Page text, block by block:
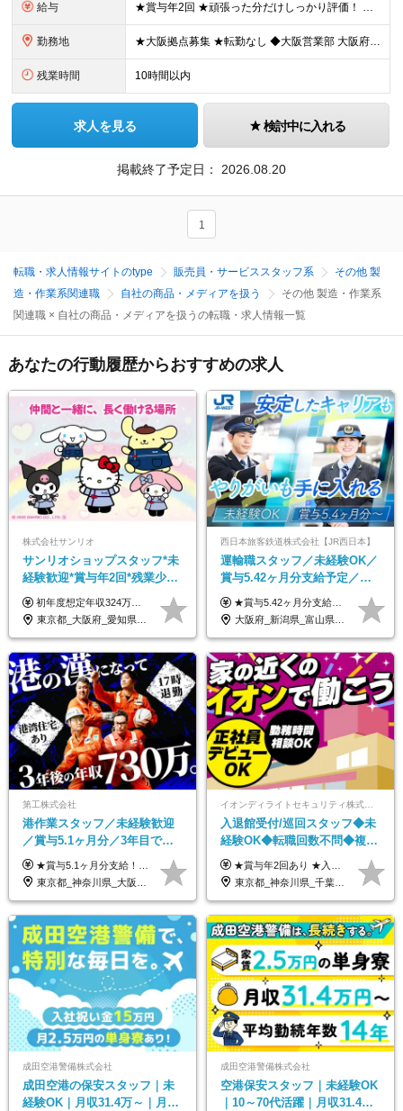
給与 ★賞与年2回 ★頑張った分だけしっかり評価！ 月給20万円～50万円 ※経験・能力を考慮し優遇します ※試用期間（3ヶ月）中の給与・待遇に変動はありません ※残業代は全額支給します
勤務地 ★大阪拠点募集 ★転勤なし ◆大阪営業部 大阪府泉佐野市住吉町28-16 ※マイカー通勤OK （変更の範囲）上記を除く当社関連勤務地
残業時間 10時間以内
求人を見る 検討中に入れる
掲載終了予定日： 2026.08.20
1
転職・求人情報サイトのtype 販売員・サービススタッフ系
その他 製
造・作業系関連職
自社の商品・メディアを扱う
その他 製造・作業系
関連職 × 自社の商品・メディアを扱うの転職・求人情報一覧
あなたの行動履歴からおすすめの求人
株式会社サンリオ
サンリオショップスタッフ*未
経験歓迎*賞与年2回*残業少な
め*産育休取得実績豊富*可愛
い制服*社割有
初年度想定年収324万円～690万円！ ◆全国一律 月給230,000円～＋賞与＋通勤手当＋役職手当＋時間外手当 《手当充実！》 ＊昇給/年1回 ＊賞与/年2回（7月/12月） ＊通勤手当：交通費支給（規定あり） ＊時間外手当 ＊販売職手当 ＊役職手当 《キャリアパス》 ▼店長（32歳）／年収400万円 ▼トレーナー（37歳）／年収500万円 ▼SV（40歳）／年収570万円 ※SVとして活躍された場合、574万円以上に昇給も目指せます。 日頃のお店での頑張りをしっかり評価する体制を整えており、 ご自身の努力次第で昇給する制度を用意しています！ 《ゆくゆくは・・・》 ■店舗スタッフをとりまとめ、お店づくりを主体で行う店長へ ■複数店舗を統括するトレーナーへとキャリアアップ ■様々な規模の店舗を経験しSVとして活躍した後は、本社の教育担当や店舗支援を担う本部スタッフとして活躍いただけます。 ※経験・能力を考慮の上、当社規定により優遇いたします。 ※入社日から6カ月間の試用期間あり。その間の待遇に差異はありません。
東京都_大阪府_愛知県_北海道_栃木県_静岡県_兵庫県_京都府_福岡県
西日本旅客鉄道株式会社【JR西日本】
運輸職スタッフ／未経験OK／
賞与5.42ヶ月分支給予定／残
業月11h程／年休119日+有給
平均18.7日
★賞与5.42ヶ月分支給予定あり！ （大卒以上）月給24万1,692円～39万5,780円＋各種手当＋賞与2回 （高卒以上）月給22万2,662円～39万5,780円＋各種手当＋賞与2回 ※上記は2025年度新卒支払額（京阪神地区）となります ※勤務地・学歴で異なり、ご経験・能力等をふまえた金額を加算します ※残業代は別途全額支給します ※当社規程に基づき決定します ※試用期間あり（3ヶ月／待遇に変更はありません） ※基本給以外の諸手当として扶養・職務・時間外・通勤手当等を支給します ※京阪神地区以外の勤務地の場合 月給（大卒）23万0,706円～／月給（高卒）21万2,541円～となります
大阪府_新潟県_富山県_石川県_福井県_三重県_兵庫県_京都府_滋賀県_奈良県_和歌山県_広島県_岡山県_鳥取県_島根県_山口県_福岡県
第工株式会社
港作業スタッフ／未経験歓迎
／賞与5.1ヶ月分／3年目で年
収730万円も可／食事手当あり
／年休120日以上
★賞与5.1ヶ月分支給！ ★入社3年目・30代で年収730万円の先輩も活躍中！ ★入社1年目・20代で月収29万円の実績あり 月給：22.5万円～30.5万円＋各種手当＋賞与年2回＋残業代全額支給 ※経験・能力などを考慮のうえ決定します ※上記月給には食事手当(5000円／月）を含みます ※残業代は分単位で100％支給いたします ※試用期間3ヶ月。その間の給与・待遇に差異はありません 【月収例】 ◆33.5万円／31歳 入社7か月 ◆38.5万円／32歳 入社1年目 ◆48.4万円／44歳 入社12年目 ※経験・能力などを考慮のうえ決定 ※月収・給与例には休日手当も含みます 【手当詳細】 ◆交通費規定支給（上限3万5000円／月） ◆時間外手当全額支給 ◆休日出勤手当 ◆港湾住宅あり（1R・2万円台～） ◆資格取得支援制度：全額負担 ◆地域手当：関東地区1万円／月
東京都_神奈川県_大阪府_愛知県_兵庫県
入退館受付/巡回スタッフ◆未
経験OK◆転職回数不問◆複数
勤務地で募集中◆ブランクあ
りOK◆室内業務がメイン
★賞与年2回あり ★入社祝い金3万円支給 ★出産祝い金や育児支援金などの手当も充実！ ≪給与モデル≫ 【東京】基本給27万2780円/月給＋時間外手当（25h） 【愛知】基本給25万4990円/月給＋時間外手当（25h） 【大阪】基本給25万4990円/月給＋時間外手当（25h） 【福岡】基本給23万7200円/月給＋時間外手当（25h） -------------- ▽各地の給与は下記をご確認ください！ ■北海道 月給20万円～ ■東北 月給20万円～ ■北関東 埼玉／月給22万5000円～ 茨城・群馬・新潟／月給20万円～ ■南関東 東京・神奈川／月給23万円～ 千葉／月給22万5000円～ 山梨／月給20万円～ ■中部 愛知／月給21万5000円～ 長野・岐阜・三重／月給20万円～ ■関西 大阪／月給21万5000円～ 京都・兵庫／月給21万円～ 滋賀・奈良／月給20万円～ ■中四国 岡山・山口・四国・広島／月給20万円～ ■九州 福岡・鹿児島・長崎／月給20万円～
東京都_神奈川県_千葉県_北海道_福島県_長野県_岐阜県_三重県_京都府_福岡県
成田空港警備株式会社
成田空港の保安スタッフ｜未
経験OK｜月収31.4万～｜月
成田空港警備株式会社
空港保安スタッフ｜未経験OK
｜10～70代活躍｜月収31.4万